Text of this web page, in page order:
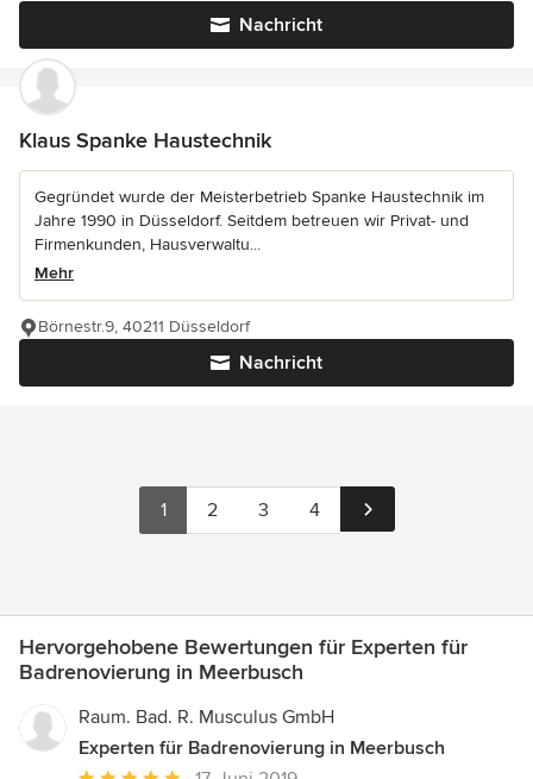
Nachricht
Klaus Spanke Haustechnik
Gegründet wurde der Meisterbetrieb Spanke Haustechnik im
Jahre 1990 in Düsseldorf. Seitdem betreuen wir Privat- und
Firmenkunden, Hausverwaltu...
Mehr
Nachricht
Börnestr.9, 40211 Düsseldorf
1 2 3 4
Hervorgehobene Bewertungen für Experten für
Badrenovierung in Meerbusch
Raum. Bad. R. Musculus GmbH
Experten für Badrenovierung in Meerbusch